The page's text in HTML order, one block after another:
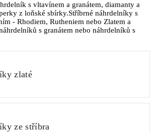
s vltavínem a granátem, diamanty a
z loňské sbírky.Stříbrné náhrdelníky s
- Rhodiem, Rutheniem nebo Zlatem a
s granátem nebo náhrdelníků s
zlaté
ze stříbra